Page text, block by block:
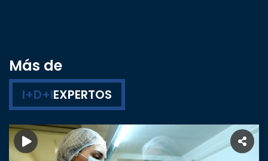
Más de
I+D+IEXPERTOS